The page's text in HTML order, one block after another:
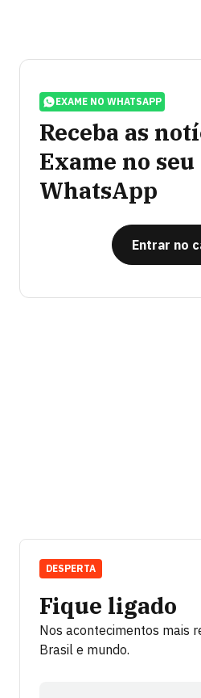
EXAME NO WHATSAPP
Receba as
Exame no seu
WhatsApp
Entrar no
Fique ligado
Nos acontecimentos mais
Brasil e mundo.
DESPERTA